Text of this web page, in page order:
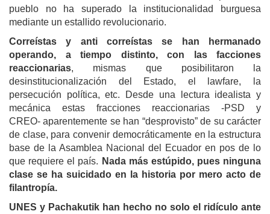
pueblo no ha superado la institucionalidad burguesa
mediante un estallido revolucionario.
Correístas y anti correístas se han hermanado
operando, a tiempo distinto, con las facciones
reaccionarias, mismas que posibilitaron la
desinstitucionalización del Estado, el lawfare, la
persecución política, etc. Desde una lectura idealista y
mecánica estas fracciones reaccionarias -PSD y
CREO- aparentemente se han “desprovisto” de su carácter
de clase, para convenir democráticamente en la estructura
base de la Asamblea Nacional del Ecuador en pos de lo
que requiere el país. Nada más estúpido, pues ninguna
clase se ha suicidado en la historia por mero acto de
filantropía.
UNES y Pachakutik han hecho no solo el ridículo ante